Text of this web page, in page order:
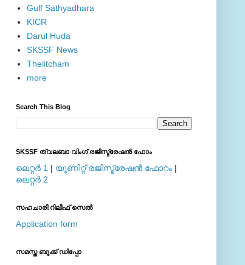
Gulf Sathyadhara
KICR
Darul Huda
SKSSF News
Thelitcham
more
Search This Blog
SKSSF ത്വലബാ വിംഗ് രജിസ്ട്രേഷന്‍ ഫോം
ലെറ്റര്‍ 1 | യൂണിറ്റ് രജിസ്ട്രേഷന്‍ ഫോറം |
ലെറ്റര്‍ 2
സഹചാരി റിലീഫ് സെല്‍
Application form
സമസ്ത ബുക്ക് ഡിപ്പോ